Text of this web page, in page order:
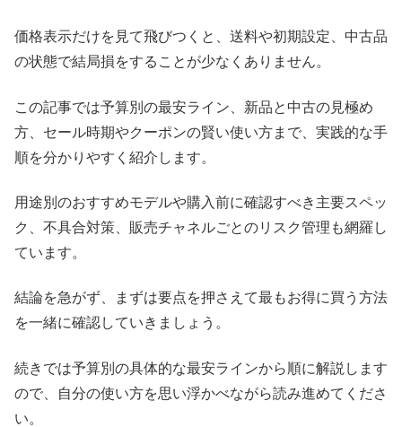
価格表示だけを見て飛びつくと、送料や初期設定、中古品
の状態で結局損をすることが少なくありません。
この記事では予算別の最安ライン、新品と中古の見極め
方、セール時期やクーポンの賢い使い方まで、実践的な手
順を分かりやすく紹介します。
用途別のおすすめモデルや購入前に確認すべき主要スペッ
ク、不具合対策、販売チャネルごとのリスク管理も網羅し
ています。
結論を急がず、まずは要点を押さえて最もお得に買う方法
を一緒に確認していきましょう。
続きでは予算別の具体的な最安ラインから順に解説します
ので、自分の使い方を思い浮かべながら読み進めてくださ
い。